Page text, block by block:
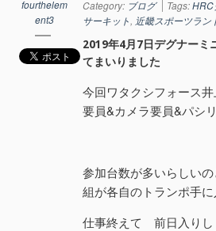
fourthelem
ent3
Category: ブログ Tags:HRC
サーキット, 近畿スポーツラン
2019年4月7日デグナーミ
てまいりました
今回ワタクシフォース
要員&カメラ要員&パシリ
参加台数が多いらしい
組が各自のトランポ手
仕事終えて 前日入り